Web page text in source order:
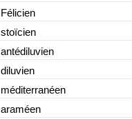
Félicien
stoïcien
antédiluvien
diluvien
méditerranéen
araméen